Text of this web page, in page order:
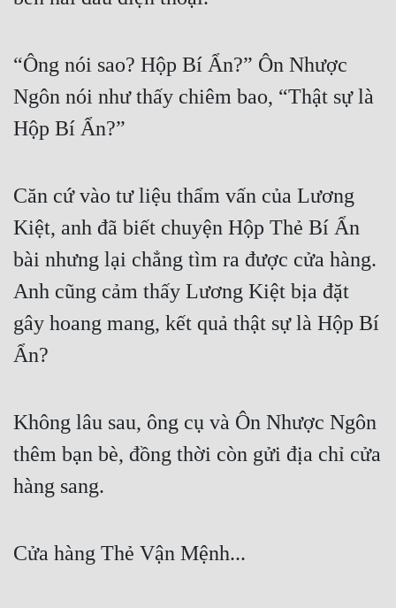
“Ông nói sao? Hộp Bí Ẩn?” Ôn Nhược
Ngôn nói như thấy chiêm bao, “Thật sự là
Hộp Bí Ẩn?”
Căn cứ vào tư liệu thẩm vấn của Lương
Kiệt, anh đã biết chuyện Hộp Thẻ Bí Ẩn
bài nhưng lại chẳng tìm ra được cửa hàng.
Anh cũng cảm thấy Lương Kiệt bịa đặt
gây hoang mang, kết quả thật sự là Hộp Bí
Ẩn?
Không lâu sau, ông cụ và Ôn Nhược Ngôn
thêm bạn bè, đồng thời còn gửi địa chỉ cửa
hàng sang.
Cửa hàng Thẻ Vận Mệnh...